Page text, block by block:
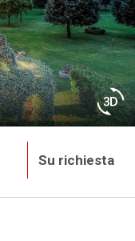
Su richiesta